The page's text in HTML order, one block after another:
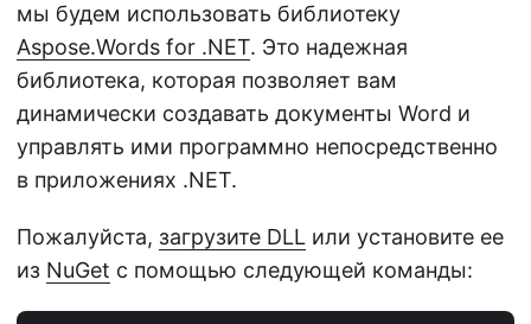
мы будем использовать библиотеку
Aspose.Words for .NET. Это надежная
библиотека, которая позволяет вам
динамически создавать документы Word и
управлять ими программно непосредственно
в приложениях .NET.
Пожалуйста, загрузите DLL или установите ее
из NuGet с помощью следующей команды: